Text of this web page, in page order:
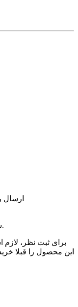
ارسال
شما هم می توانید در مورد این کالا نظر بدهید.
برای ثبت نظر، لازم
این محصول را قبلا